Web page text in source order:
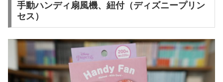
手動ハンディ扇風機、紐付（ディズニープリン
セス）